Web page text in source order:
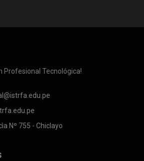
Profesional Tecnológica!
Nº 755 - Chiclayo